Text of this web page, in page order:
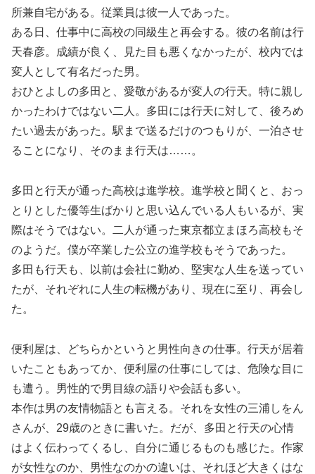
所兼自宅がある。従業員は彼一人であった。
ある日、仕事中に高校の同級生と再会する。彼の名前は行
天春彦。成績が良く、見た目も悪くなかったが、校内では
変人として有名だった男。
おひとよしの多田と、愛敬があるが変人の行天。特に親し
かったわけではない二人。多田には行天に対して、後ろめ
たい過去があった。駅まで送るだけのつもりが、一泊させ
ることになり、そのまま行天は……。
多田と行天が通った高校は進学校。進学校と聞くと、おっ
とりとした優等生ばかりと思い込んでいる人もいるが、実
際はそうではない。二人が通った東京都立まほろ高校もそ
のようだ。僕が卒業した公立の進学校もそうであった。
多田も行天も、以前は会社に勤め、堅実な人生を送ってい
たが、それぞれに人生の転機があり、現在に至り、再会し
た。
便利屋は、どちらかというと男性向きの仕事。行天が居着
いたこともあってか、便利屋の仕事にしては、危険な目に
も遭う。男性的で男目線の語りや会話も多い。
本作は男の友情物語とも言える。それを女性の三浦しをん
さんが、29歳のときに書いた。だが、多田と行天の心情
はよく伝わってくるし、自分に通じるものも感じた。作家
が女性なのか、男性なのかの違いは、それほど大きくはな